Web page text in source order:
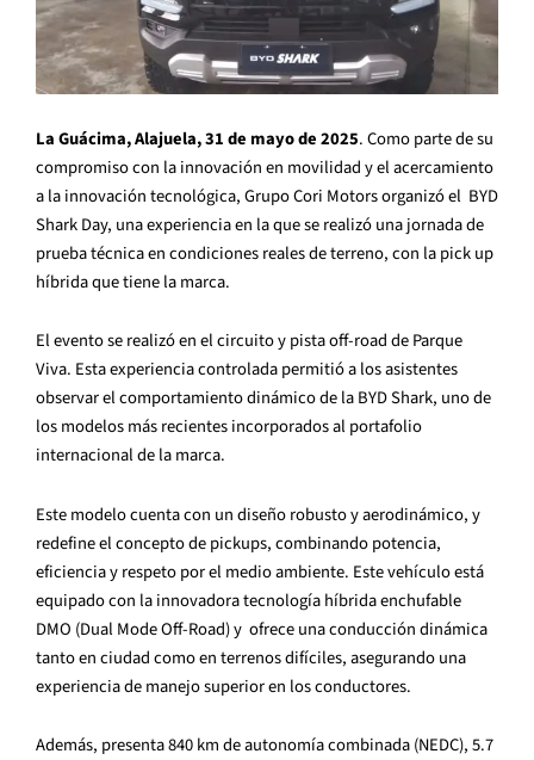
La Guácima, Alajuela, 31 de mayo de 2025. Como parte de su
compromiso con la innovación en movilidad y el acercamiento
a la innovación tecnológica, Grupo Cori Motors organizó el BYD
Shark Day, una experiencia en la que se realizó una jornada de
prueba técnica en condiciones reales de terreno, con la pick up
híbrida que tiene la marca.
El evento se realizó en el circuito y pista off-road de Parque
Viva. Esta experiencia controlada permitió a los asistentes
observar el comportamiento dinámico de la BYD Shark, uno de
los modelos más recientes incorporados al portafolio
internacional de la marca.
Este modelo cuenta con un diseño robusto y aerodinámico, y
redefine el concepto de pickups, combinando potencia,
eficiencia y respeto por el medio ambiente. Este vehículo está
equipado con la innovadora tecnología híbrida enchufable
DMO (Dual Mode Off-Road) y ofrece una conducción dinámica
tanto en ciudad como en terrenos difíciles, asegurando una
experiencia de manejo superior en los conductores.
Además, presenta 840 km de autonomía combinada (NEDC), 5.7